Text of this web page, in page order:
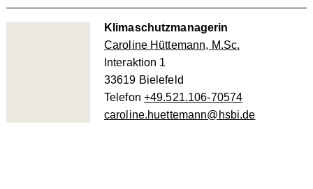
Klimaschutzmanagerin
Caroline Hüttemann, M.Sc.
Interaktion 1
33619 Bielefeld
Telefon +49.521.106-70574
caroline.huettemann@hsbi.de